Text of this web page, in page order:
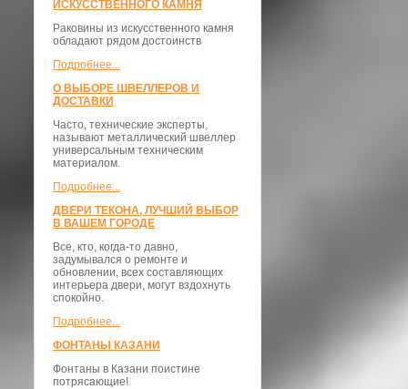
ИСКУССТВЕННОГО КАМНЯ
Раковины из искусственного камня
обладают рядом достоинств
Подробнее...
О ВЫБОРЕ ШВЕЛЛЕРОВ И
ДОСТАВКИ
​Часто, технические эксперты,
называют металлический швеллер
универсальным техническим
материалом.
Подробнее...
ДВЕРИ ТЕКОНА, ЛУЧШИЙ ВЫБОР
В ВАШЕМ ГОРОДЕ
Все, кто, когда-то давно,
задумывался о ремонте и
обновлении, всех составляющих
интерьера двери, могут вздохнуть
спокойно.
Подробнее...
ФОНТАНЫ КАЗАНИ
Фонтаны в Казани поистине
потрясающие!